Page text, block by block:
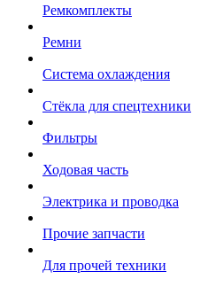
Ремкомплекты
Ремни
Система охлаждения
Стёкла для спецтехники
Фильтры
Ходовая часть
Электрика и проводка
Прочие запчасти
Для прочей техники